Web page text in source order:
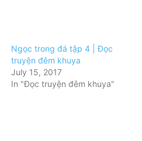
Ngọc trong đá tập 4 | Đọc
truyện đêm khuya
July 15, 2017
In "Đọc truyện đêm khuya"